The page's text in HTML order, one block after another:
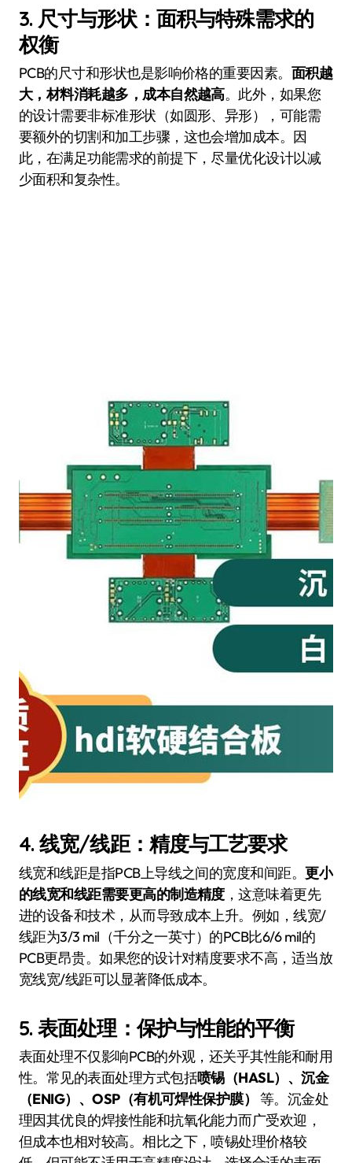
3. 尺寸与形状：面积与特殊需求的
权衡
PCB的尺寸和形状也是影响价格的重要因素。 面积越
大，材料消耗越多，成本自然越高。此外，如果您
的设计需要非标准形状（如圆形、异形），可能需
要额外的切割和加工步骤，这也会增加成本。因
此，在满足功能需求的前提下，尽量优化设计以减
少面积和复杂性。
4.线宽/线距：精度与工艺要求
线宽和线距是指PCB上导线之间的宽度和间距。更小
的线宽和线距需要更高的制造精度，这意味着更先
进的设备和技术，从而导致成本上升。例如，线宽/
线距为3/3 mil（千分之一英寸）的PCB比6/6 mil的
PCB更昂贵。如果您的设计对精度要求不高，适当放
宽线宽/线距可以显著降低成本。
5.表面处理：保护与性能的平衡
表面处理不仅影响PCB的外观，还关乎其性能和耐用
性。常见的表面处理方式包括喷锡（HASL）、沉金
（ENIG）、OSP（有机可焊性保护膜）
等。沉金处
理因其优良的焊接性能和抗氧化能力而广受欢迎，
但成本也相对较高。相比之下，喷锡处理价格较